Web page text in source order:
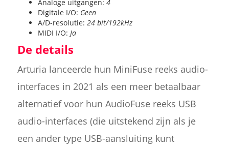
Analoge uitgangen: 4
Digitale I/O: Geen
A/D-resolutie: 24 bit/192kHz
MIDI I/O: Ja
De details
Arturia lanceerde hun MiniFuse reeks audio-
interfaces in 2021 als een meer betaalbaar
alternatief voor hun AudioFuse reeks USB
audio-interfaces (die uitstekend zijn als je
een ander type USB-aansluiting kunt